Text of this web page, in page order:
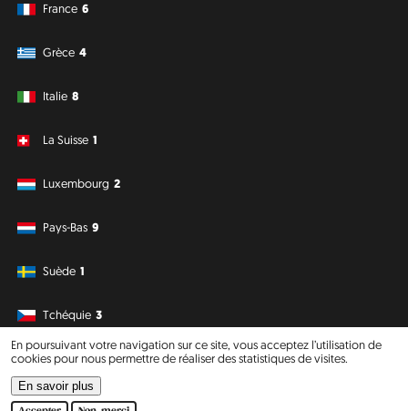
En poursuivant votre navigation sur ce site, vous acceptez l’utilisation de
cookies pour nous permettre de réaliser des statistiques de visites.
En savoir plus
France 6
Grèce 4
Italie 8
La Suisse 1
Luxembourg 2
Pays-Bas 9
Suède 1
Tchéquie 3
Amérique du Sud Océanie
Philipp J. Conrad
Website